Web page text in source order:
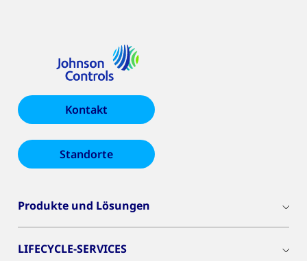
Kontakt
Standorte
Produkte und Lösungen
LIFECYCLE-SERVICES